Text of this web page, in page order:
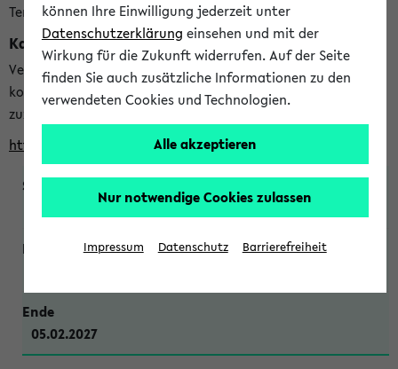
Termine imKalender der Lehrplanung
Kalenderintegration
Verwenden Sie die folgende Adresse, um mit einer
kompatiblen Kalenderanwendung auf die Vorlesungszeiten
zuzugreifen (nähere Informationen
finden Sie hier
https://ekvv.uni-bielefeld.de/ws/calendar?vz
WiSe 2026/2027
05.02.2027
können Ihre Einwilligung jederzeit unter
Datenschutzerklärung einsehen und mit der
Wirkung für die Zukunft widerrufen. Auf der Seite
finden Sie auch zusätzliche Informationen zu den
verwendeten Cookies und Technologien.
Alle akzeptieren
Nur notwendige Cookies zulassen
Impressum Datenschutz Barrierefreiheit